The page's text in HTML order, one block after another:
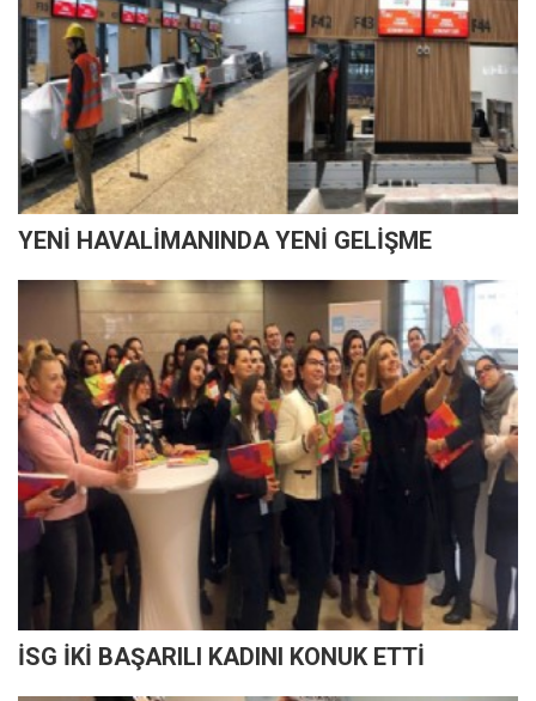
YENİ HAVALİMANINDA YENİ GELİŞME
İSG İKİ BAŞARILI KADINI KONUK ETTİ